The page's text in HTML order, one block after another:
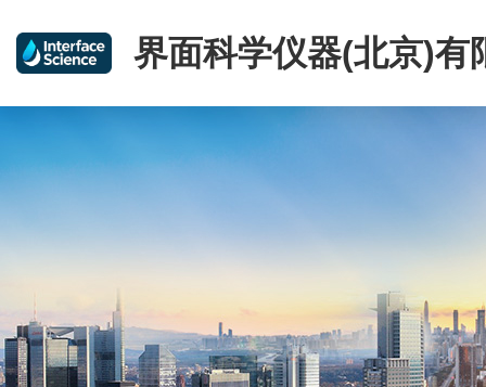
界面科学仪器(北京)有